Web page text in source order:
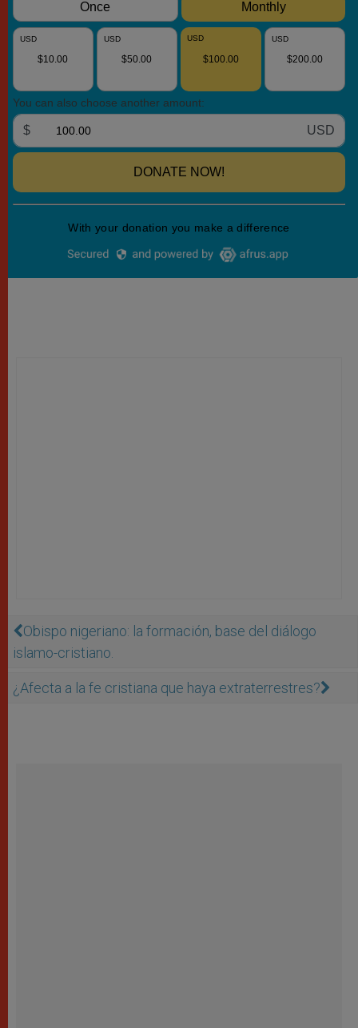
Obispo nigeriano: la formación, base del diálogo
islamo-cristiano.
¿Afecta a la fe cristiana que haya extraterrestres?